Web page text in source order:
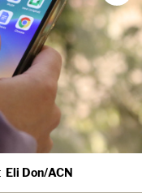
Eli Don/ACN